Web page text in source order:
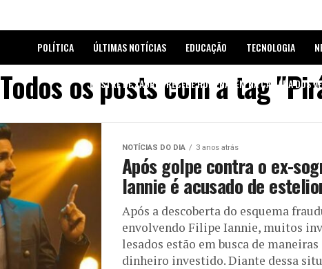
POLÍTICA ÚLTIMAS NOTÍCIAS EDUCAÇÃO TECNOLOGIA
MESTRE DE XADREZ RECEBE HOMENAGEM NA CÂMARA DOS
Todos os posts com a tag
NOTÍCIAS DO DIA 3 anos atrás
Após golpe contra o ex-
Iannie é acusado de
Após a descoberta do esquema
envolvendo Filipe Iannie, muitos
lesados estão em busca de maneiras
dinheiro investido. Diante dessa